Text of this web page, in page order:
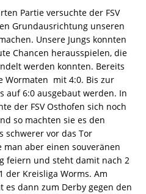
Partie versuchte der FSV
Grundausrichtung unseren
Unsere Jungs konnten
Chancen herausspielen, die
werden konnten. Bereits
Wormaten mit 4:0. Bis zur
auf 6:0 ausgebaut werden. In
der FSV Osthofen sich noch
so machten sie es den
schwerer vor das Tor
man aber einen souveränen
feiern und steht damit nach 2
der Kreisliga Worms. Am
es dann zum Derby gegen den